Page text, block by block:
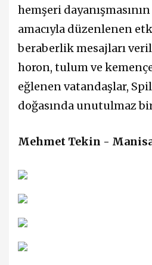
hemşeri
amacıyla düzenlenen
beraberlik mesajları
horon, tulum ve
eğlenen vatandaşlar, Spil
doğasında unutulmaz
Mehmet Tekin -